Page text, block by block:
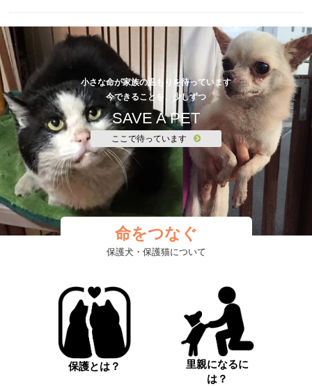
小さな命が家族の温もりを待っています
今できることを、少しずつ
SAVE A PET
ここで待っています
命をつなぐ
保護犬・保護猫について
保護とは？
里親になるに
は？